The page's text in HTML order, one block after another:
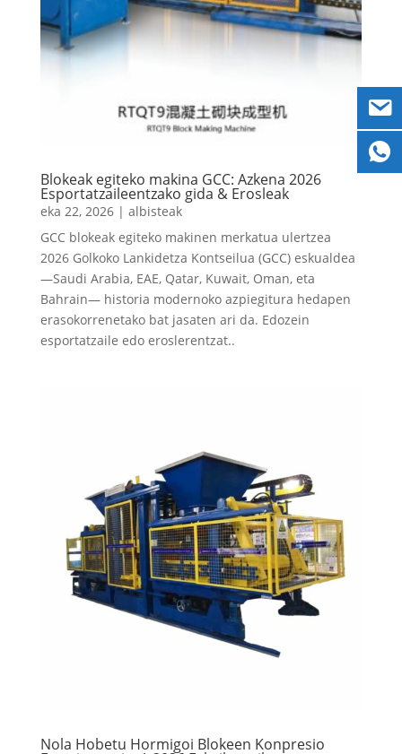
Blokeak egiteko makina GCC: Azkena 2026
Esportatzaileentzako gida & Erosleak
eka 22, 2026| albisteak
GCC blokeak egiteko makinen merkatua ulertzea
2026 Golkoko Lankidetza Kontseilua (GCC) eskualdea
—Saudi Arabia, EAE, Qatar, Kuwait, Oman, eta
Bahrain— historia modernoko azpiegitura hedapen
erasokorrenetako bat jasaten ari da. Edozein
esportatzaile edo eroslerentzat..
Nola Hobetu Hormigoi Blokeen Konpresio